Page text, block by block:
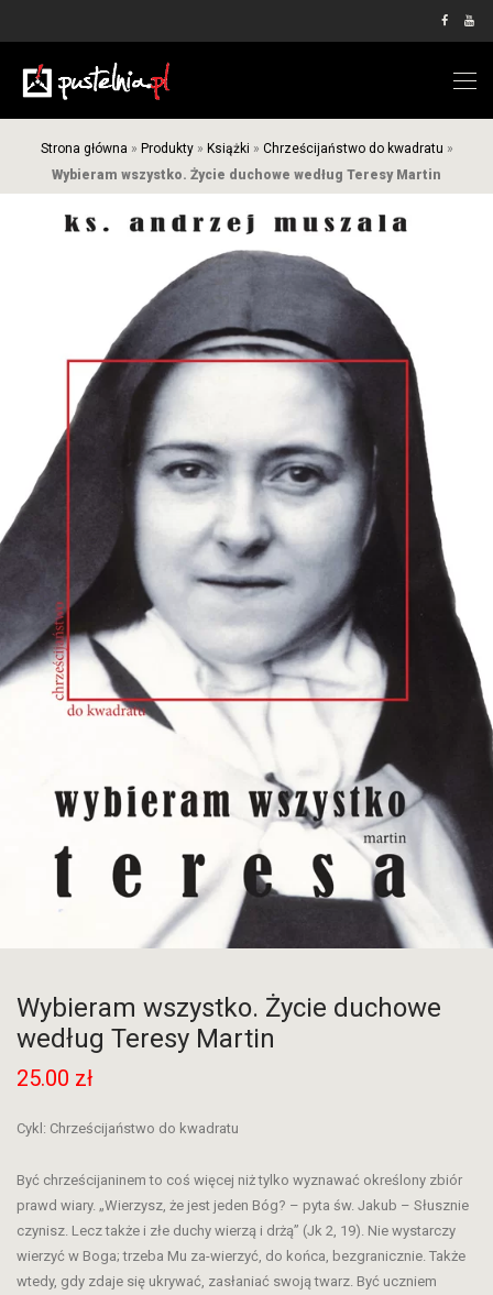
Strona główna » Produkty» Książki » Chrześcijaństwo do kwadratu »
Wybieram wszystko. Życie duchowe według Teresy Martin
Wybieram wszystko. Życie duchowe
według Teresy Martin
25.00 zł
Cykl: Chrześcijaństwo do kwadratu
Być chrześcijaninem to coś więcej niż tylko wyznawać określony zbiór
prawd wiary. „Wierzysz, że jest jeden Bóg? – pyta św. Jakub – Słusznie
czynisz. Lecz także i złe duchy wierzą i drżą” (Jk 2, 19). Nie wystarczy
wierzyć w Boga; trzeba Mu za-wierzyć, do końca, bezgranicznie. Także
wtedy, gdy zdaje się ukrywać, zasłaniać swoją twarz. Być uczniem